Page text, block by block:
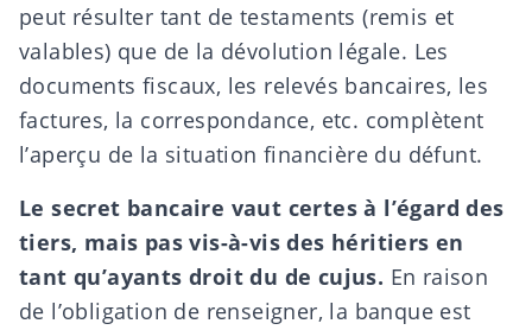
peut résulter tant de testaments (remis et
valables) que de la dévolution légale. Les
documents fiscaux, les relevés bancaires, les
factures, la correspondance, etc. complètent
l’aperçu de la situation financière du défunt.
Le secret bancaire vaut certes à l’égard des
tiers, mais pas vis-à-vis des héritiers en
tant qu’ayants droit du de cujus. En raison
de l’obligation de renseigner, la banque est